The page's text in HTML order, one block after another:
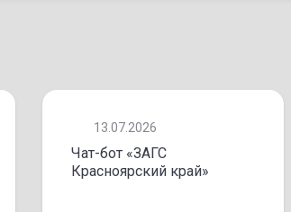
13.07.2026
Чат-бот «ЗАГС
Красноярский край»